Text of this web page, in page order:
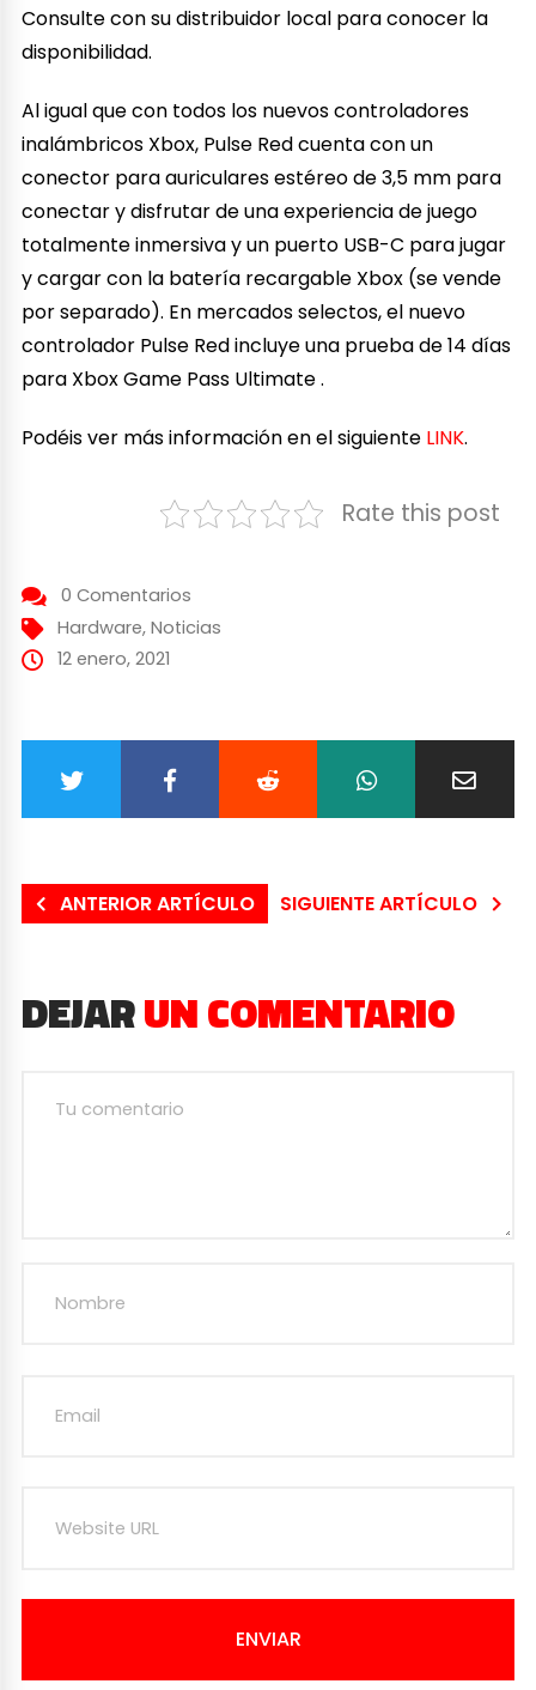
Consulte con su distribuidor local para conocer la
disponibilidad.
Al igual que con todos los nuevos controladores
inalámbricos Xbox, Pulse Red cuenta con un
conector para auriculares estéreo de 3,5 mm para
conectar y disfrutar de una experiencia de juego
totalmente inmersiva y un puerto USB-C para jugar
y cargar con la batería recargable Xbox (se vende
por separado). En mercados selectos, el nuevo
controlador Pulse Red incluye una prueba de 14 días
para Xbox Game Pass Ultimate .
Podéis ver más información en el siguiente LINK.
Rate this post
0 Comentarios
Hardware, Noticias
12 enero, 2021
ANTERIOR ARTÍCULO SIGUIENTE ARTÍCULO
DEJARUN COMENTARIO
ENVIAR